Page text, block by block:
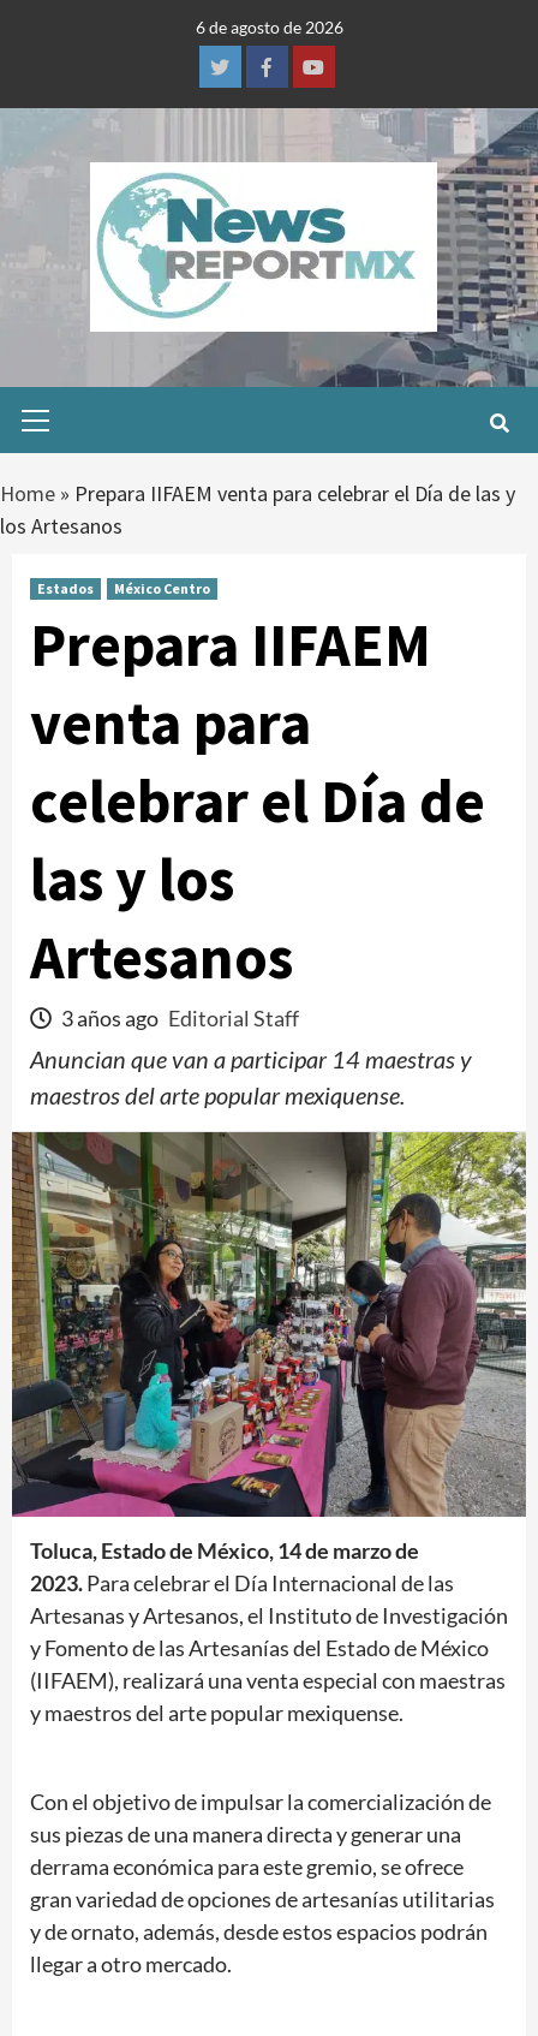
6 de agosto de 2026
TwitterFacebookYoutube
Menu
Home » Prepara IIFAEM venta para celebrar el Día de las y
los Artesanos
Estados México Centro
Prepara IIFAEM
venta para
celebrar el Día de
las y los
Artesanos
3 años ago Editorial Staff
Anuncian que van a participar 14 maestras y
maestros del arte popular mexiquense.
Toluca, Estado de México, 14 de marzo de
2023.Para celebrar el Día Internacional de las
Artesanas y Artesanos, el Instituto de Investigación
y Fomento de las Artesanías del Estado de México
(IIFAEM), realizará una venta especial con maestras
y maestros del arte popular mexiquense.
Con el objetivo de impulsar la comercialización de
sus piezas de una manera directa y generar una
derrama económica para este gremio, se ofrece
gran variedad de opciones de artesanías utilitarias
y de ornato, además, desde estos espacios podrán
llegar a otro mercado.